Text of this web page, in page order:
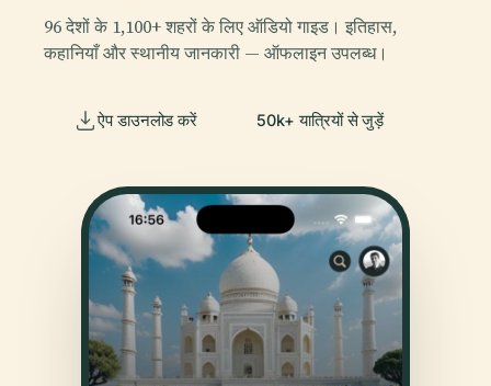
96 देशों के 1,100+ शहरों के लिए ऑडियो गाइड। इतिहास,
कहानियाँ और स्थानीय जानकारी — ऑफलाइन उपलब्ध।
ऐप डाउनलोड करें 50k+ यात्रियों से जुड़ें